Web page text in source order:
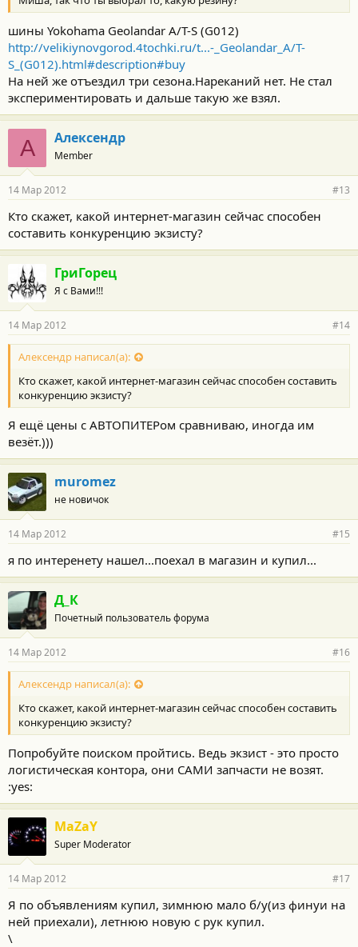
шины Yokohama Geolandar A/T-S (G012)
http://velikiynovgorod.4tochki.ru/t...-_Geolandar_A/T-
S_(G012).html#description#buy
На ней же отъездил три сезона.Нареканий нет. Не стал
экспериментировать и дальше такую же взял.
А Алексендр
Member
14 Мар 2012 #13
Кто скажет, какой интернет-магазин сейчас способен
составить конкуренцию экзисту?
ГриГорец
Я с Вами!!!
14 Мар 2012 #14
Алексендр написал(а):
Кто скажет, какой интернет-магазин сейчас способен составить
конкуренцию экзисту?
Я ещё цены с АВТОПИТЕРом сравниваю, иногда им
везёт.)))
muromez
не новичок
14 Мар 2012 #15
я по интеренету нашел...поехал в магазин и купил...
Д_К
Почетный пользователь форума
14 Мар 2012 #16
Алексендр написал(а):
Кто скажет, какой интернет-магазин сейчас способен составить
конкуренцию экзисту?
Попробуйте поиском пройтись. Ведь экзист - это просто
логистическая контора, они САМИ запчасти не возят.
:yes:
MaZaY
Super Moderator
14 Мар 2012 #17
Я по объявлениям купил, зимнюю мало б/у(из финуи на
ней приехали), летнюю новую с рук купил.
\